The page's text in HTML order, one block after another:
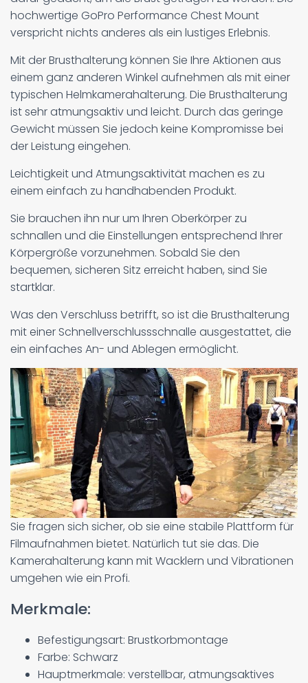
hochwertige GoPro Performance Chest Mount
verspricht nichts anderes als ein lustiges Erlebnis.
Mit der Brusthalterung können Sie Ihre Aktionen aus
einem ganz anderen Winkel aufnehmen als mit einer
typischen Helmkamerahalterung. Die Brusthalterung
ist sehr atmungsaktiv und leicht. Durch das geringe
Gewicht müssen Sie jedoch keine Kompromisse bei
der Leistung eingehen.
Leichtigkeit und Atmungsaktivität machen es zu
einem einfach zu handhabenden Produkt.
Sie brauchen ihn nur um Ihren Oberkörper zu
schnallen und die Einstellungen entsprechend Ihrer
Körpergröße vorzunehmen. Sobald Sie den
bequemen, sicheren Sitz erreicht haben, sind Sie
startklar.
Was den Verschluss betrifft, so ist die Brusthalterung
mit einer Schnellverschlussschnalle ausgestattet, die
ein einfaches An- und Ablegen ermöglicht.
Sie fragen sich sicher, ob sie eine stabile Plattform für
Filmaufnahmen bietet. Natürlich tut sie das. Die
Kamerahalterung kann mit Wacklern und Vibrationen
umgehen wie ein Profi.
Merkmale:
Befestigungsart: Brustkorbmontage
Farbe: Schwarz
Hauptmerkmale: verstellbar, atmungsaktives